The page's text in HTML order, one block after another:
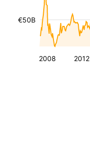
2008 2012
€50B